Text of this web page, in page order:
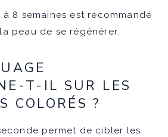
8 semaines est recommandé
peau de se régénérer.
T-IL SUR LES
COLORÉS ?
permet de cibler les